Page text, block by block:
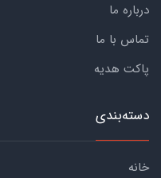
درباره ما
تماس با ما
پاکت هدیه
دسته‌بندی
خانه